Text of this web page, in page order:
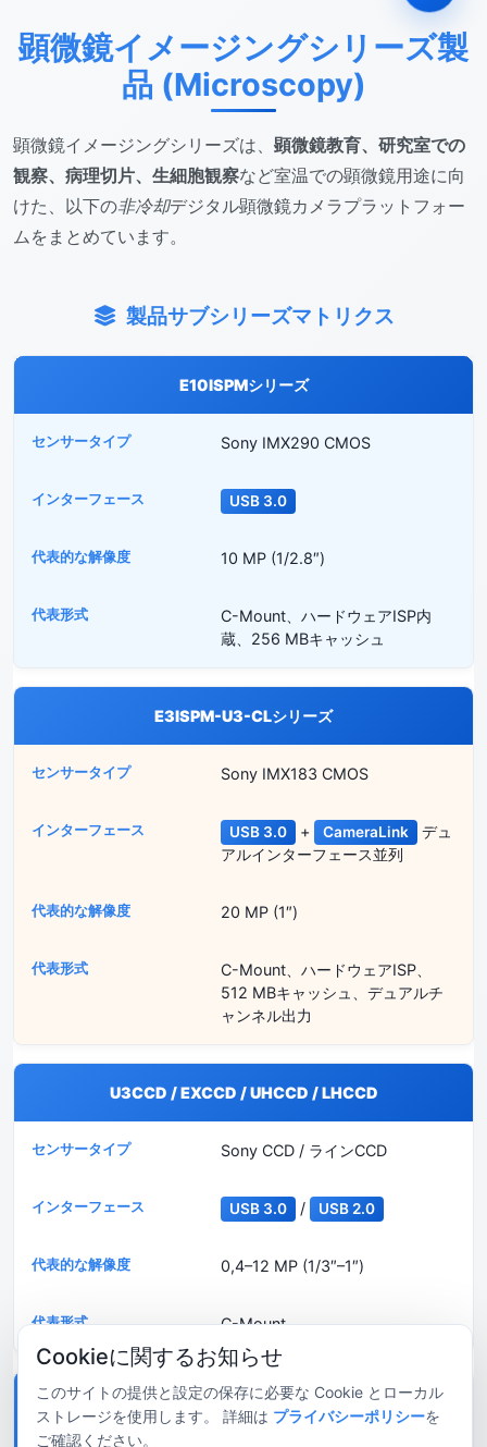
顕微鏡イメージングシリーズ製
品 (Microscopy)
顕微鏡イメージングシリーズは、 顕微鏡教育、研究室での
観察、病理切片、生細胞観察など室温での顕微鏡用途に向
けた、以下の非冷却デジタル顕微鏡カメラプラットフォー
ムをまとめています。
製品サブシリーズマトリクス
E10ISPMシリーズ
Sony IMX290 CMOS
USB 3.0
10 MP (1/2.8″)
C-Mount、ハードウェアISP内
蔵、256 MBキャッシュ
E3ISPM-U3-CLシリーズ
Sony IMX183 CMOS
USB 3.0 + CameraLink
デュ
アルインターフェース並列
20 MP (1″)
C-Mount、ハードウェアISP、
512 MBキャッシュ、デュアルチ
ャンネル出力
U3CCD / EXCCD / UHCCD / LHCCD
Sony CCD / ラインCCD
USB 3.0 / USB 2.0
0,4–12 MP (1/3″–1″)
C-Mount
E3CMOS / E3ISPM / U3ISPM / L3CMOS / U3CMOS /
C3CMOS / ECMOS / LCMOS / UCMOS / UA / C2CMOS
Cookieに関するお知らせ
このサイトの提供と設定の保存に必要な Cookie とローカル
ストレージを使用します。 詳細は プライバシーポリシーを
ご確認ください。